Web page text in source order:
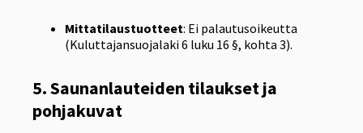
Mittatilaustuotteet: Ei palautusoikeutta
(Kuluttajansuojalaki 6 luku 16 §, kohta 3).
5. Saunanlauteiden tilaukset ja
pohjakuvat